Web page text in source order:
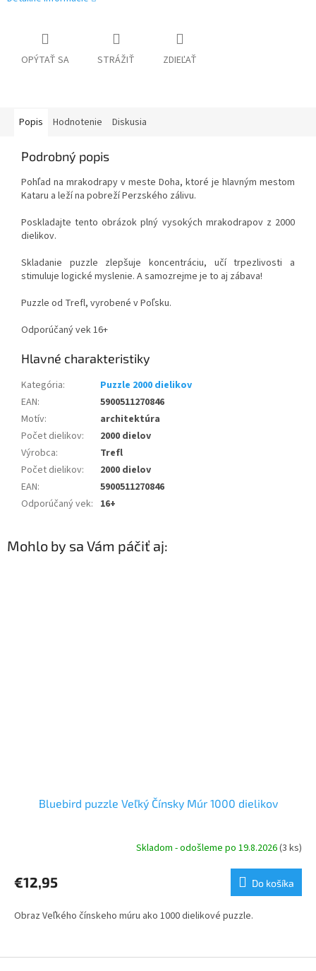
OPÝTAŤ SA STRÁŽIŤ ZDIEĽAŤ
Popis Hodnotenie Diskusia
Podrobný popis
Pohľad na mrakodrapy v meste Doha, ktoré je hlavným mestom
Kataru a leží na pobreží Perzského zálivu.
Poskladajte tento obrázok plný vysokých mrakodrapov z 2000
dielikov.
Skladanie puzzle zlepšuje koncentráciu, učí trpezlivosti a
stimuluje logické myslenie. A samozrejme je to aj zábava!
Puzzle od Trefl, vyrobené v Poľsku.
Odporúčaný vek 16+
Kategória:
Puzzle 2000 dielikov
EAN:
5900511270846
Motív:
architektúra
Počet dielikov:
2000 dielov
Výrobca:
Trefl
Počet dielikov:
2000 dielov
EAN:
5900511270846
Odporúčaný vek: 16+
Mohlo by sa Vám páčiť aj:
Bluebird puzzle Veľký Čínsky Múr 1000 dielikov
Skladom - odošleme po 19.8.2026(3 ks)
€12,95 Do košíka
Obraz Veľkého čínskeho múru ako 1000 dielikové puzzle.